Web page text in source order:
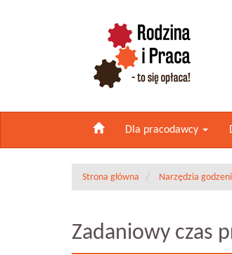
Dla pracodawcy
Strona główna Narzędzia
Zadaniowy czas